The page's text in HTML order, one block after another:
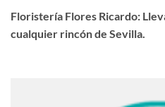
Floristería Flores Ricardo:
cualquier rincón de Sevilla.